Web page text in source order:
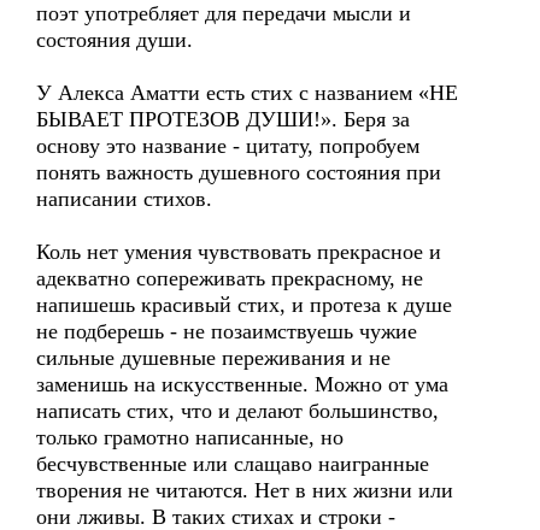
поэт употребляет для передачи мысли и
состояния души.
У Алекса Аматти есть стих с названием «НЕ
БЫВАЕТ ПРОТЕЗОВ ДУШИ!». Беря за
основу это название - цитату, попробуем
понять важность душевного состояния при
написании стихов.
Коль нет умения чувствовать прекрасное и
адекватно сопереживать прекрасному, не
напишешь красивый стих, и протеза к душе
не подберешь - не позаимствуешь чужие
сильные душевные переживания и не
заменишь на искусственные. Можно от ума
написать стих, что и делают большинство,
только грамотно написанные, но
бесчувственные или слащаво наигранные
творения не читаются. Нет в них жизни или
они лживы. В таких стихах и строки -